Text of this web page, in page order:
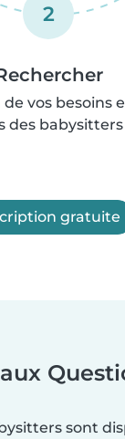
2
vos besoins
des
gratuite
sont